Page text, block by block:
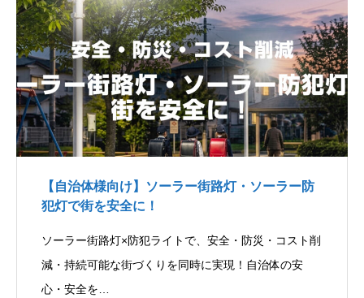
【自治体様向け】ソーラー街路灯・ソーラー防
犯灯で街を安全に！
ソーラー街路灯×防犯ライトで、安全・防災・コスト削
減・持続可能な街づくりを同時に実現！自治体の安
心・安全を…